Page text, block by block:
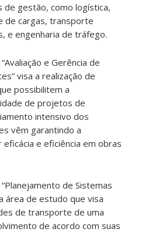
gestão, como logística,
de cargas, transporte
e engenharia de tráfego.
e Gerência de
visa a realização de
possibilitem a
de projetos de
intensivo dos
vêm garantindo a
e eficiência em obras
de Sistemas
área de estudo que visa
de transporte de uma
de acordo com suas